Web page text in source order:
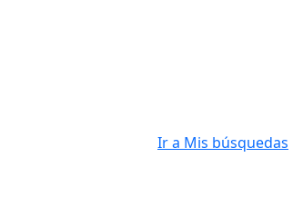
Ir a Mis búsquedas